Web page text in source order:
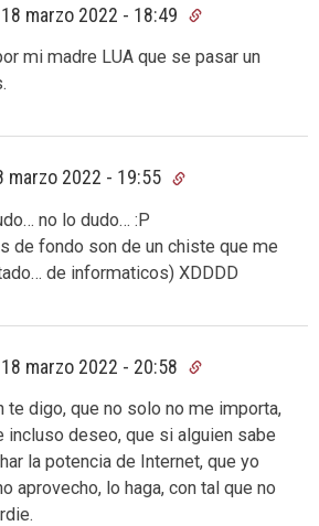
18 marzo 2022 - 18:49
mi madre LUA que se pasar un
marzo 2022 - 19:55
no lo dudo… :P
de fondo son de un chiste que me
de informaticos) XDDDD
18 marzo 2022 - 20:58
te digo, que no solo no me importa,
incluso deseo, que si alguien sabe
la potencia de Internet, que yo
aprovecho, lo haga, con tal que no